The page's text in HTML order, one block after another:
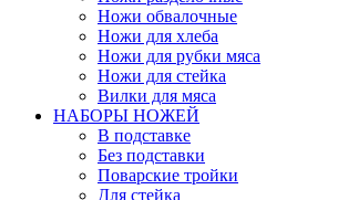
Ножи обвалочные
Ножи для хлеба
Ножи для рубки мяса
Ножи для стейка
Вилки для мяса
НАБОРЫ НОЖЕЙ
В подставке
Без подставки
Поварские тройки
Для стейка